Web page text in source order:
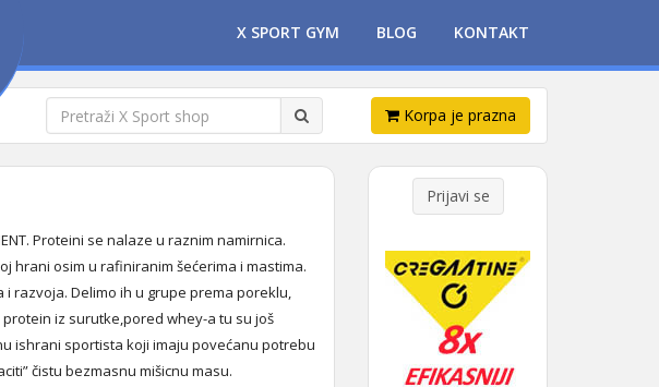
X SPORT GYM BLOG KONTAKT
Korpa je prazna
Proteini se nalaze u raznim namirnica.
hrani osim u rafiniranim šećerima i mastima.
razvoja. Delimo ih u grupe prema poreklu,
iz surutke,pored whey-a tu su još
ishrani sportista koji imaju povećanu potrebu
čistu bezmasnu mišicnu masu.
Prijavi se